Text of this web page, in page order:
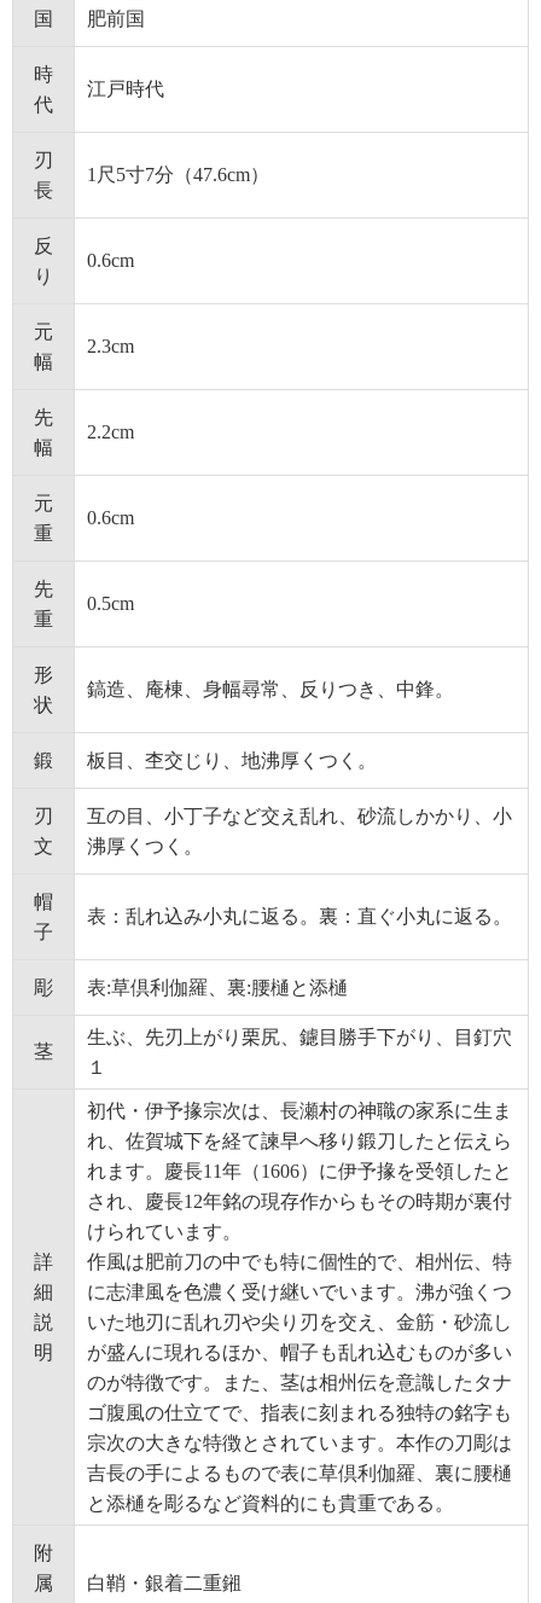
国 肥前国
時
代
江戸時代
刃
長
1尺5寸7分（47.6cm）
反
り
0.6cm
元
幅
2.3cm
先
幅
2.2cm
元
重
0.6cm
先
重
0.5cm
形
状
鎬造、庵棟、身幅尋常、反りつき、中鋒。
鍛 板目、杢交じり、地沸厚くつく。
刃
文
互の目、小丁子など交え乱れ、砂流しかかり、小
沸厚くつく。
帽
子
表：乱れ込み小丸に返る。裏：直ぐ小丸に返る。
彫 表:草倶利伽羅、裏:腰樋と添樋
茎
生ぶ、先刃上がり栗尻、鑢目勝手下がり、目釘穴
１
詳
細
説
明
初代・伊予掾宗次は、長瀬村の神職の家系に生ま
れ、佐賀城下を経て諫早へ移り鍛刀したと伝えら
れます。慶長11年（1606）に伊予掾を受領したと
され、慶長12年銘の現存作からもその時期が裏付
けられています。
作風は肥前刀の中でも特に個性的で、相州伝、特
に志津風を色濃く受け継いでいます。沸が強くつ
いた地刃に乱れ刃や尖り刃を交え、金筋・砂流し
が盛んに現れるほか、帽子も乱れ込むものが多い
のが特徴です。また、茎は相州伝を意識したタナ
ゴ腹風の仕立てで、指表に刻まれる独特の銘字も
宗次の大きな特徴とされています。本作の刀彫は
吉長の手によるもので表に草倶利伽羅、裏に腰樋
と添樋を彫るなど資料的にも貴重である。
附
属
白鞘・銀着二重鎺